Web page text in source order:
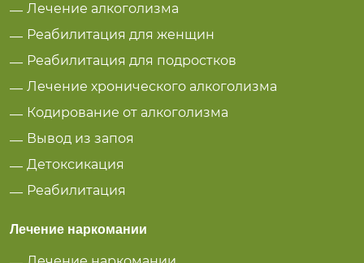
Лечение алкоголизма
Реабилитация для женщин
Реабилитация для подростков
Лечение хронического алкоголизма
Кодирование от алкоголизма
Вывод из запоя
Детоксикация
Реабилитация
Лечение наркомании